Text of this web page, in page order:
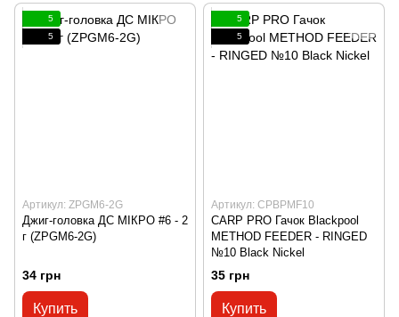
5
5
Артикул: ZPGM6-2G
Джиг-головка ДС МІКРО #6 - 2
г (ZPGM6-2G)
34 грн
Купить
5
5
Артикул: CPBPMF10
CARP PRO Гачок Blackpool
METHOD FEEDER - RINGED
№10 Black Nickel
35 грн
Купить